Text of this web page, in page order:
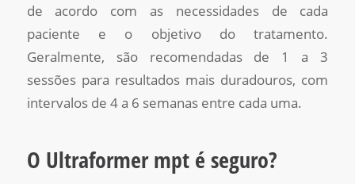
de acordo com as necessidades de cada
paciente e o objetivo do tratamento.
Geralmente, são recomendadas de 1 a 3
sessões para resultados mais duradouros, com
intervalos de 4 a 6 semanas entre cada uma.
O Ultraformer mpt é seguro?